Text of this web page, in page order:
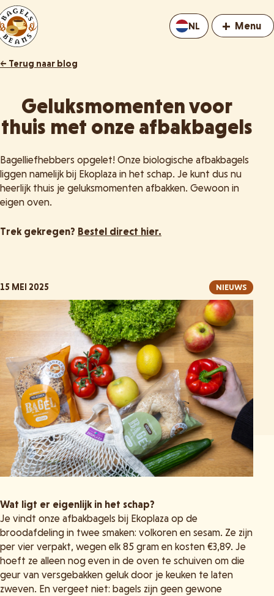
+ Menu
NL
← Terug naar blog
Geluksmomenten voor
thuis met onze afbakbagels
Bagelliefhebbers opgelet! Onze biologische afbakbagels
liggen namelijk bij Ekoplaza in het schap. Je kunt dus nu
heerlijk thuis je geluksmomenten afbakken. Gewoon in
eigen oven.
Trek gekregen? Bestel direct hier.
15 MEI 2025 NIEUWS
Wat ligt er eigenlijk in het schap?
Je vindt onze afbakbagels bij Ekoplaza op de
broodafdeling in twee smaken: volkoren en sesam. Ze zijn
per vier verpakt, wegen elk 85 gram en kosten €3,89. Je
hoeft ze alleen nog even in de oven te schuiven om die
geur van versgebakken geluk door je keuken te laten
zweven. En vergeet niet: bagels zijn geen gewone